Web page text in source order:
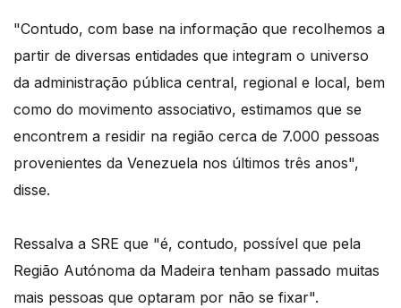
"Contudo, com base na informação que recolhemos a
partir de diversas entidades que integram o universo
da administração pública central, regional e local, bem
como do movimento associativo, estimamos que se
encontrem a residir na região cerca de 7.000 pessoas
provenientes da Venezuela nos últimos três anos",
disse.
Ressalva a SRE que "é, contudo, possível que pela
Região Autónoma da Madeira tenham passado muitas
mais pessoas que optaram por não se fixar".